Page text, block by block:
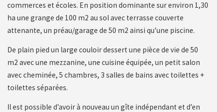
commerces et écoles. En position dominante sur environ 1,30
ha une grange de 100 m2 au sol avec terrasse couverte
attenante, un préau/garage de 50 m2 ainsi qu’une piscine.
De plain pied un large couloir dessert une pièce de vie de 50
m2 avec une mezzanine, une cuisine équipée, un petit salon
avec cheminée, 5 chambres, 3 salles de bains avec toilettes +
toilettes séparées.
Il est possible d’avoir à nouveau un gîte indépendant et d’en